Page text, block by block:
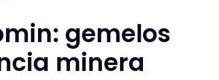
gemelos
minera